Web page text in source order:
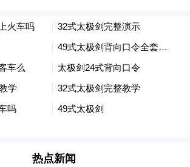
热点新闻